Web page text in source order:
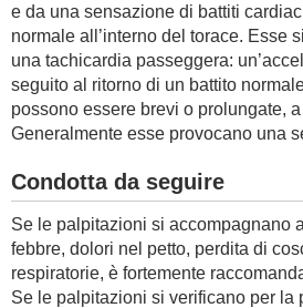
e da una sensazione di battiti
normale all’interno del torace. Esse
una tachicardia passeggera:
seguito al ritorno di un battito
possono essere brevi o prolungate,
Generalmente esse provocano una
Condotta da seguire
Se le palpitazioni si accompagnano
febbre, dolori nel petto, perdita di
respiratorie, è fortemente
Se le palpitazioni si verificano per la